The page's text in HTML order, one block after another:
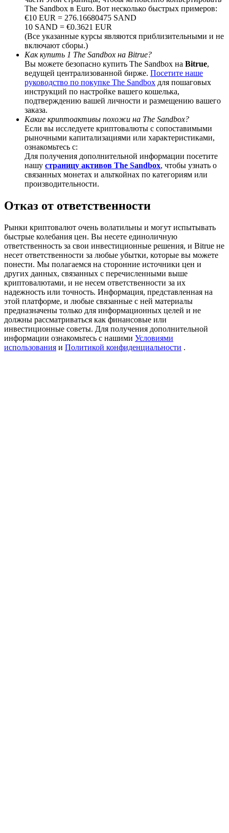
BTC Welcome Rewards
Deposit & Trade BTC to Share 25000 USDT prize pool!
Deposit CASHCAT & Win
Share 500000 CASHCAT prize pool
Exclusive for BitMart Users
Precious Metals Trading Carnival
Trade Gold & Silver · 33,333 USDT Bonus
USDT New User Exclusive 10% APR
USDT Flexible Staking | Daily Rewards
The Sandbox в Euro. Вот несколько быстрых примеров:
€10 EUR = 276.16680475 SAND
10 SAND = €0.3621 EUR
(Все указанные курсы являются приблизительными и не
включают сборы.)
Как купить 1 The Sandbox на Bitrue?
Вы можете безопасно купить The Sandbox на Bitrue,
ведущей централизованной бирже. Посетите наше
руководство по покупке The Sandbox для пошаговых
инструкций по настройке вашего кошелька,
подтверждению вашей личности и размещению вашего
заказа.
Какие криптоактивы похожи на The Sandbox?
Если вы исследуете криптовалюты с сопоставимыми
рыночными капитализациями или характеристиками,
ознакомьтесь с:
Для получения дополнительной информации посетите
нашу страницу активов The Sandbox, чтобы узнать о
связанных монетах и альткойнах по категориям или
производительности.
Отказ от ответственности
Рынки криптовалют очень волатильны и могут испытывать
быстрые колебания цен. Вы несете единоличную
ответственность за свои инвестиционные решения, и Bitrue не
несет ответственности за любые убытки, которые вы можете
понести. Мы полагаемся на сторонние источники цен и
других данных, связанных с перечисленными выше
криптовалютами, и не несем ответственности за их
надежность или точность. Информация, представленная на
этой платформе, и любые связанные с ней материалы
предназначены только для информационных целей и не
должны рассматриваться как финансовые или
инвестиционные советы. Для получения дополнительной
информации ознакомьтесь с нашими Условиями
использования и Политикой конфиденциальности .